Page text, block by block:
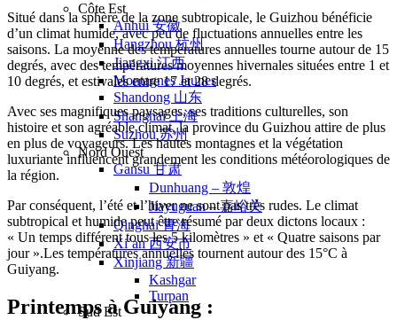
Côte Est
Anhui 安徽
Hangzhou 杭州
Jiangxi 江西
Montagnes Jaunes
Shandong 山东
Shanghai 上海
Suzhou 苏州
Nord Ouest
Gansu 甘肃
Dunhuang – 敦煌
Jiayuguan – 嘉峪关
Qinghai 青海
Xi’an 西安市
Xinjiang 新疆
Kashgar
Turpan
Sud Est
Situé dans la sphère de la zone subtropicale, le Guizhou bénéficie
d’un climat humide, avec peu de fluctuations annuelles entre les
saisons. La moyenne des températures annuelles tourne autour de 15
degrés, avec des températures moyennes hivernales situées entre 1 et
10 degrés, et estivales entre 17 et 28 degrés.
Avec ses magnifiques paysages, ses traditions culturelles, son
histoire et son agréable climat, la province du Guizhou attire de plus
en plus de voyageurs. Les hautes montagnes et la végétation
luxuriante influencent grandement les conditions météorologiques de
la région.
Par conséquent, l’été et l’hiver ne sont pas très rudes. Le climat
subtropical et humide peut être résumé par deux dictons locaux :
« Un temps différent tous les 5 kilomètres » et « Quatre saisons par
jour ».Les températures annuelles tournent autour des 15°C à
Guiyang.
Printemps à Guiyang :